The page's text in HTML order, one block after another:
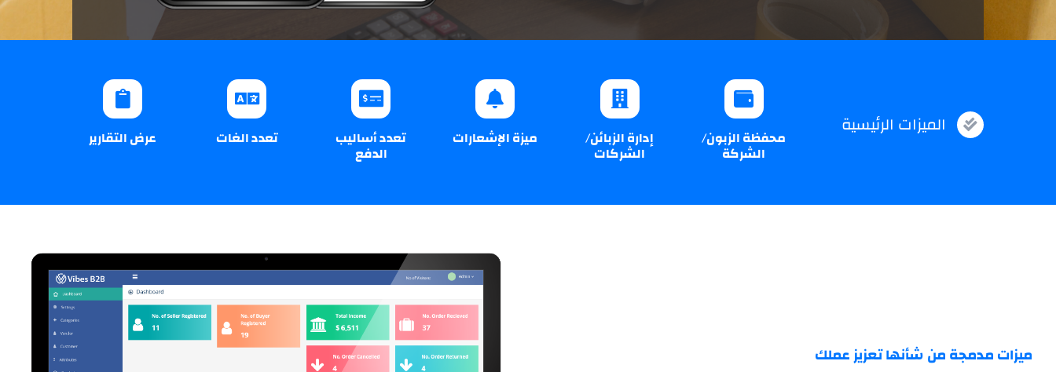
الميزات الرئيسية محفظة الزبون/
الشركة
إدارة الزبائن/
الشركات
ميزة الإشعارات تعدد أساليب
الدفع
تعدد الغات عرض التقارير
ميزات مدمجة من شأنها تعزيز عملك